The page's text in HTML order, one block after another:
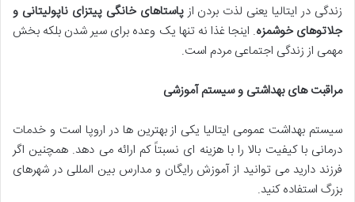
زندگی در ایتالیا یعنی لذت بردن ازپاستاهای خانگی پیتزای ناپولیتانی و
جلاتوهای خوشمزه. اینجا غذا نه تنها یک وعده برای سیر شدن بلکه بخش
مهمی از زندگی اجتماعی مردم است.
مراقبت های بهداشتی و سیستم آموزشی
سیستم بهداشت عمومی ایتالیا یکی از بهترین ها در اروپا است و خدمات
درمانی با کیفیت بالا را با هزینه ای نسبتاً کم ارائه می دهد. همچنین اگر
فرزند دارید می توانید از آموزش رایگان و مدارس بین المللی در شهرهای
بزرگ استفاده کنید.